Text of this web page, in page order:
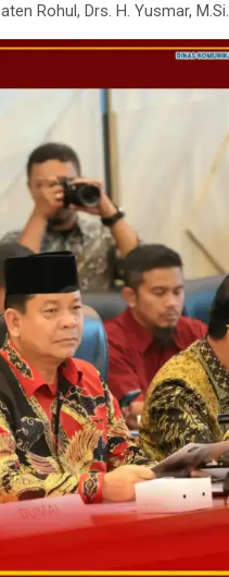
Rohul, Drs. H. Yusmar, M.Si.